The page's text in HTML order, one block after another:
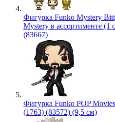
Фигурка Funko Mystery
Mystery в ассортименте (1
(83667)
Фигурка Funko POP
(1763) (83572) (9,5 см)